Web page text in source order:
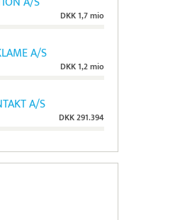
DKK 1,7 mio
A/S
DKK 1,2 mio
A/S
DKK 291.394